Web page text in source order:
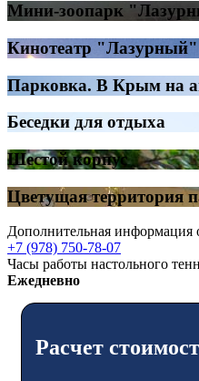
Мини-зоопарк
Кинотеатр "Лазурный"
Парковка. В Крым на
Беседки для отдыха
Шестой корпус
Цветущая территория
Дополнительная информация
+7 (978) 750-78-07
Часы работы настольного
Ежедневно
Расчет